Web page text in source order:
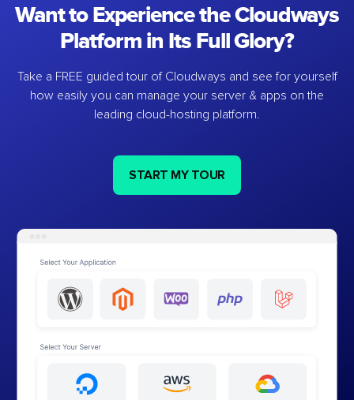
Want to Experience the Cloudways
Platform in Its Full Glory?
Take a FREE guided tour of Cloudways and see for yourself
how easily you can manage your server & apps on the
leading cloud-hosting platform.
START MY TOUR